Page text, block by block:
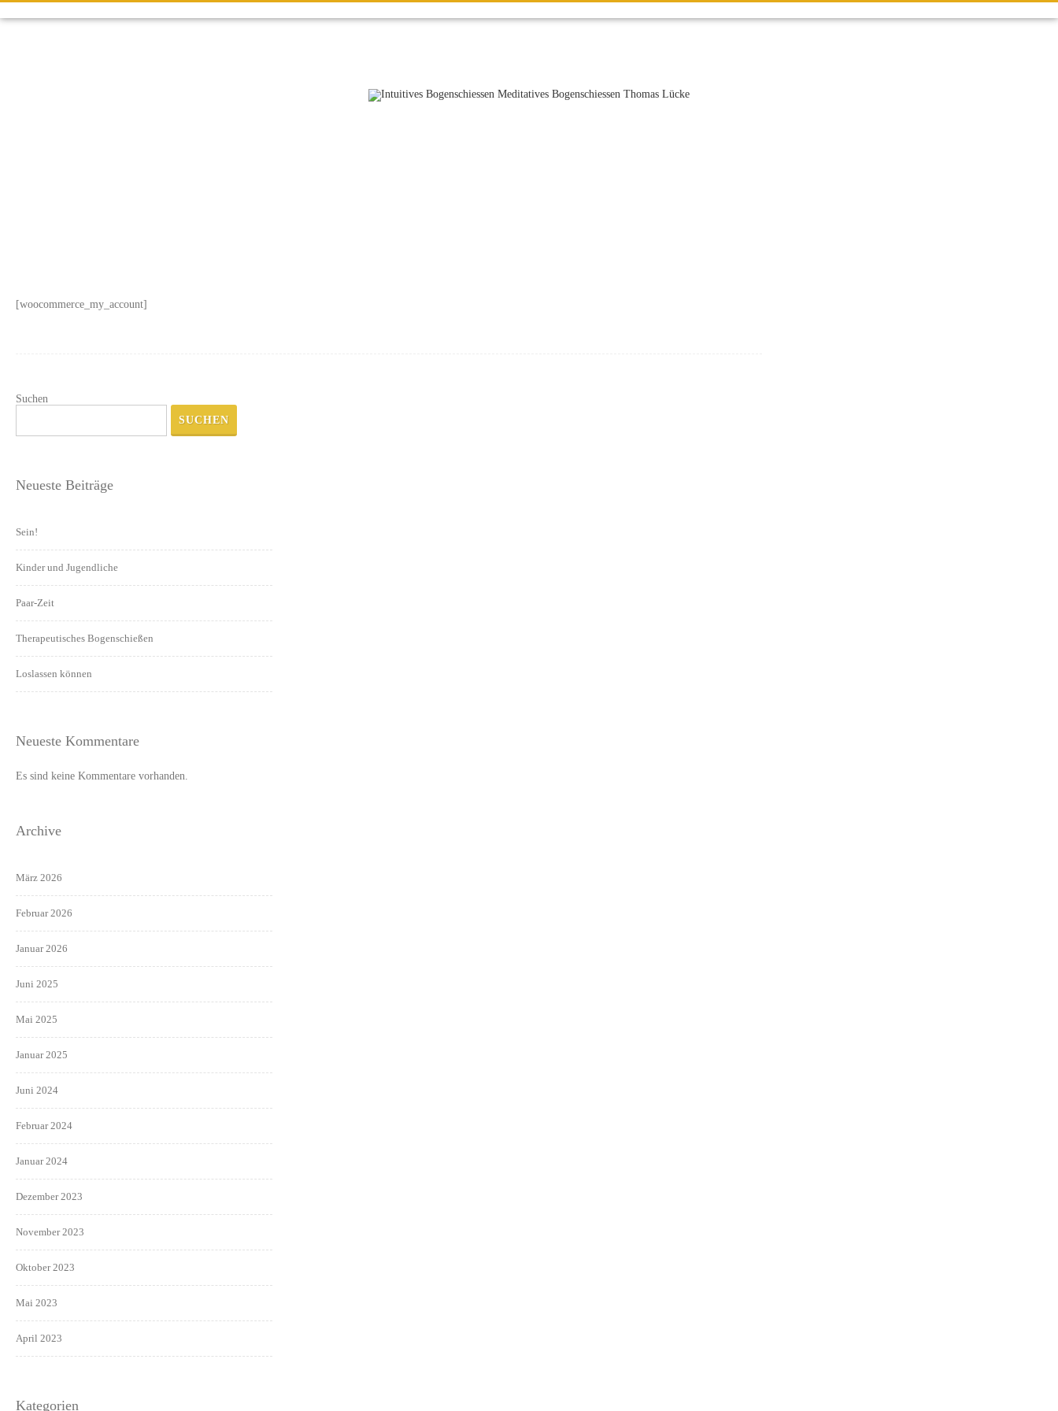
[woocommerce_my_account]
Suchen
SUCHEN
Neueste Beiträge
Sein!
Kinder und Jugendliche
Paar-Zeit
Therapeutisches Bogenschießen
Loslassen können
Neueste Kommentare
Es sind keine Kommentare vorhanden.
Archive
März 2026
Februar 2026
Januar 2026
Juni 2025
Mai 2025
Januar 2025
Juni 2024
Februar 2024
Januar 2024
Dezember 2023
November 2023
Oktober 2023
Mai 2023
April 2023
Kategorien